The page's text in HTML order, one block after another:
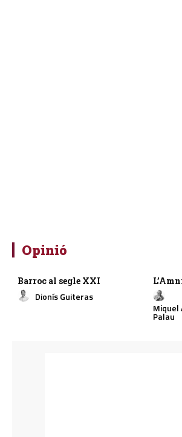
Opinió
Barroc al segle XXI
Dionís Guiteras
Miquel
Palau